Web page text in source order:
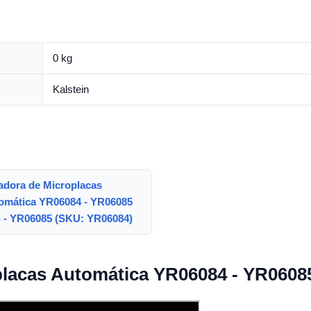
0 kg
Kalstein
de Microplacas
YR06084 - YR06085
- YR06085 (SKU: YR06084)
Automática YR06084 -